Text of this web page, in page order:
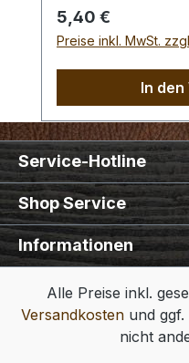
x 102 mm / Ø 1,2
Regulärer Preis:
5,40 €
Preise inkl. MwSt.
In
Service-Hotline
Shop Service
Informationen
Alle Preise inkl.
Versandkostenund ggf.
nicht